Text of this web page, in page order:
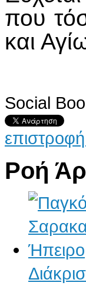
που
και
Social
Ροή